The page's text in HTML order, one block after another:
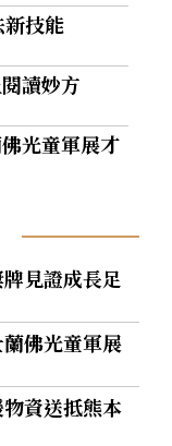
技能
讀妙方
光童軍展才
見證成長足
佛光童軍展
資送抵熊本